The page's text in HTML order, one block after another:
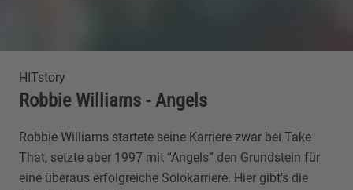
HITstory
Robbie Williams - Angels
Robbie Williams startete seine Karriere zwar bei Take
That, setzte aber 1997 mit “Angels” den Grundstein für
eine überaus erfolgreiche Solokarriere. Hier gibt’s die